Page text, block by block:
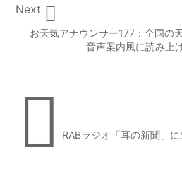
お天気アナウンサー177：全国の
音声案内風に読み上

Next
 RABラジオ「耳の新聞」